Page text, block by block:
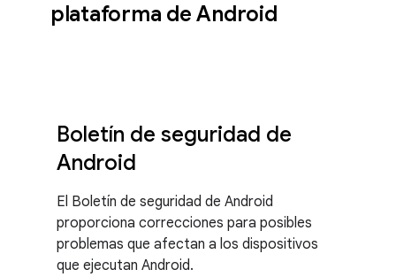
plataforma de Android
Boletín de seguridad de
Android
El Boletín de seguridad de Android
proporciona correcciones para posibles
problemas que afectan a los dispositivos
que ejecutan Android.